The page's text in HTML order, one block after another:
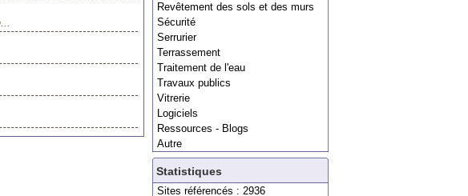
Revêtement des sols et des murs
Sécurité
Serrurier
Terrassement
Traitement de l'eau
Travaux publics
Vitrerie
Logiciels
Ressources - Blogs
Autre
Statistiques
Sites référencés : 2936